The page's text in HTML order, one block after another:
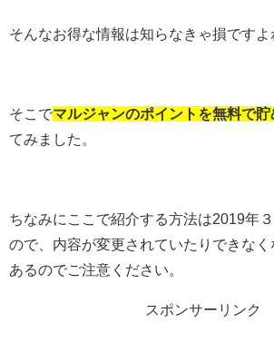
そんなお得な情報は知らなきゃ損ですよ
そこでマルジャンのポイントを無料で
てみました。
ちなみにここで紹介する方法は2019年
ので、内容が変更されていたりできな
あるのでご注意ください。
スポンサーリンク